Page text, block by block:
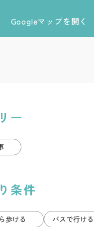
ー
条件
歩ける バスで行ける
Googleマップを開く